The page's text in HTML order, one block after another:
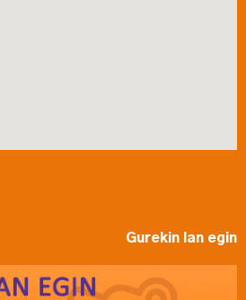
Gurekin lan egin